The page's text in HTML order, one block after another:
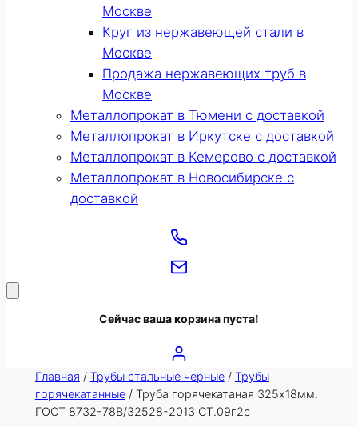
Москве
Круг из нержавеющей стали в
Москве
Продажа нержавеющих труб в
Москве
Металлопрокат в Тюмени с доставкой
Металлопрокат в Иркутске с доставкой
Металлопрокат в Кемерово с доставкой
Металлопрокат в Новосибирске с
доставкой
Сейчас ваша корзина пуста!
Главная / Трубы стальные черные/ Трубы
горячекатанные/ Труба горячекатаная 325х18мм.
ГОСТ 8732-78В/32528-2013 СТ.09г2с